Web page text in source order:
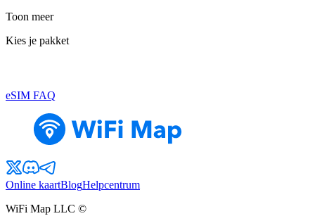
Toon meer
Kies je pakket
eSIM FAQ
Online kaartBlogHelpcentrum
WiFi Map LLC ©